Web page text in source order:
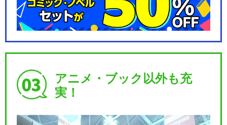
アニメ・ブック以外も充
実！